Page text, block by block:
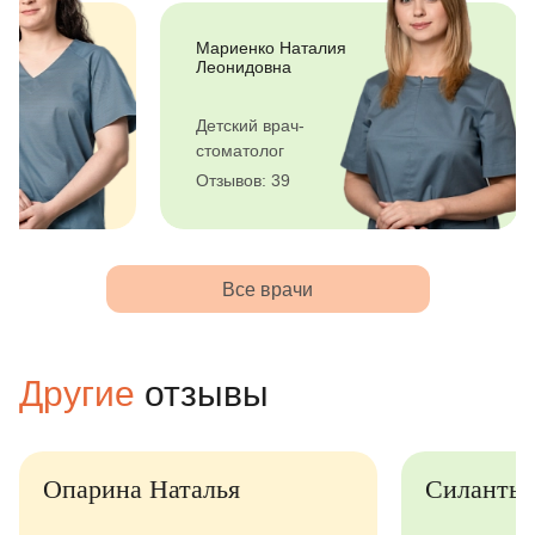
Валентина
28
Мариенко Наталия
Леонидовна
Детский врач-
стоматолог
Отзывов: 39
Все врачи
Другие отзывы
Опарина Наталья